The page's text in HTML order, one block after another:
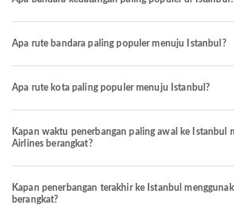
Apa rute bandara paling populer menuju Istanbul?
Apa rute kota paling populer menuju Istanbul?
Kapan waktu penerbangan paling awal ke Istanbul
Airlines berangkat?
Kapan penerbangan terakhir ke Istanbul
berangkat?